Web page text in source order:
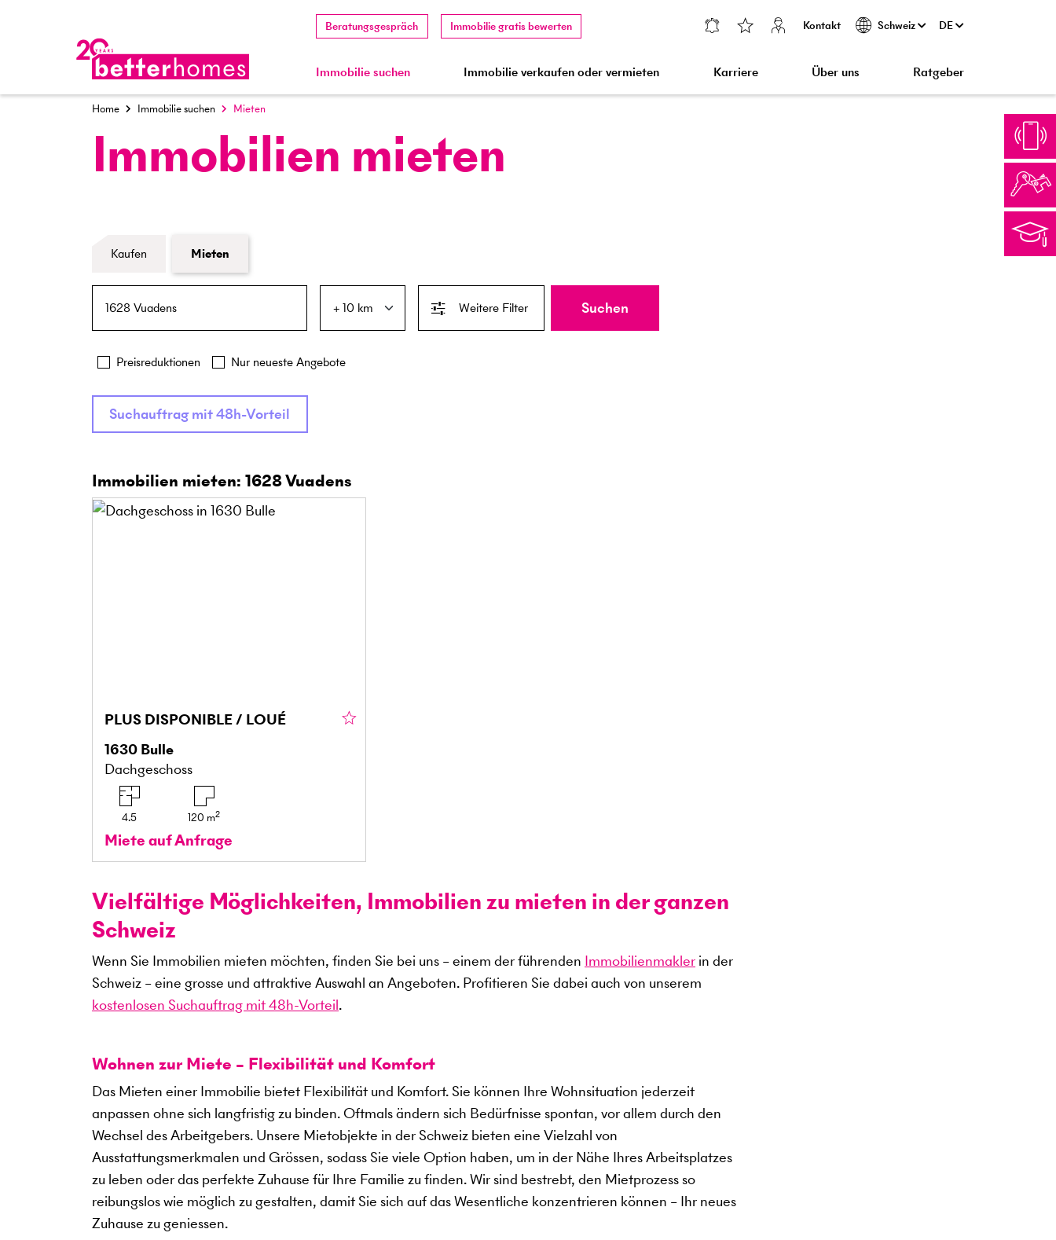
Beratungsgespräch Immobilie gratis bewerten Kontakt Schweiz DE
Immobilie suchen Immobilie verkaufen oder vermieten Karriere Über uns Ratgeber
Home Immobilie suchen Mieten
Immobilien mieten
Formular Immobiliensuche
Kaufen
Mieten
Weitere Filter
Preisreduktionen Nur neueste Angebote
Suchen
Suchauftrag mit 48h-Vorteil
Immobilien mieten: 1628 Vuadens
PLUS DISPONIBLE / LOUÉ
1630 Bulle
Dachgeschoss
4.5 120 m2
Miete auf Anfrage
Vielfältige Möglichkeiten, Immobilien zu mieten in der ganzen
Schweiz
Wenn Sie Immobilien mieten möchten, finden Sie bei uns – einem der führenden Immobilienmakler in der
Schweiz – eine grosse und attraktive Auswahl an Angeboten. Profitieren Sie dabei auch von unserem
kostenlosen Suchauftrag mit 48h-Vorteil.
Wohnen zur Miete – Flexibilität und Komfort
Das Mieten einer Immobilie bietet Flexibilität und Komfort. Sie können Ihre Wohnsituation jederzeit
anpassen ohne sich langfristig zu binden. Oftmals ändern sich Bedürfnisse spontan, vor allem durch den
Wechsel des Arbeitgebers. Unsere Mietobjekte in der Schweiz bieten eine Vielzahl von
Ausstattungsmerkmalen und Grössen, sodass Sie viele Option haben, um in der Nähe Ihres Arbeitsplatzes
zu leben oder das perfekte Zuhause für Ihre Familie zu finden. Wir sind bestrebt, den Mietprozess so
reibungslos wie möglich zu gestalten, damit Sie sich auf das Wesentliche konzentrieren können – Ihr neues
Zuhause zu geniessen.